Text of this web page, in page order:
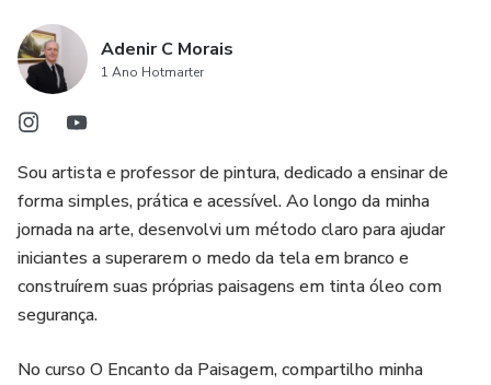
Prepare seus materiais, sua tela e venha viver essa
experiência artística.
Adenir C Morais
1 Ano Hotmarter
Sou artista e professor de pintura, dedicado a ensinar de
forma simples, prática e acessível. Ao longo da minha
jornada na arte, desenvolvi um método claro para ajudar
iniciantes a superarem o medo da tela em branco e
construírem suas próprias paisagens em tinta óleo com
segurança.
No curso O Encanto da Paisagem, compartilho minha